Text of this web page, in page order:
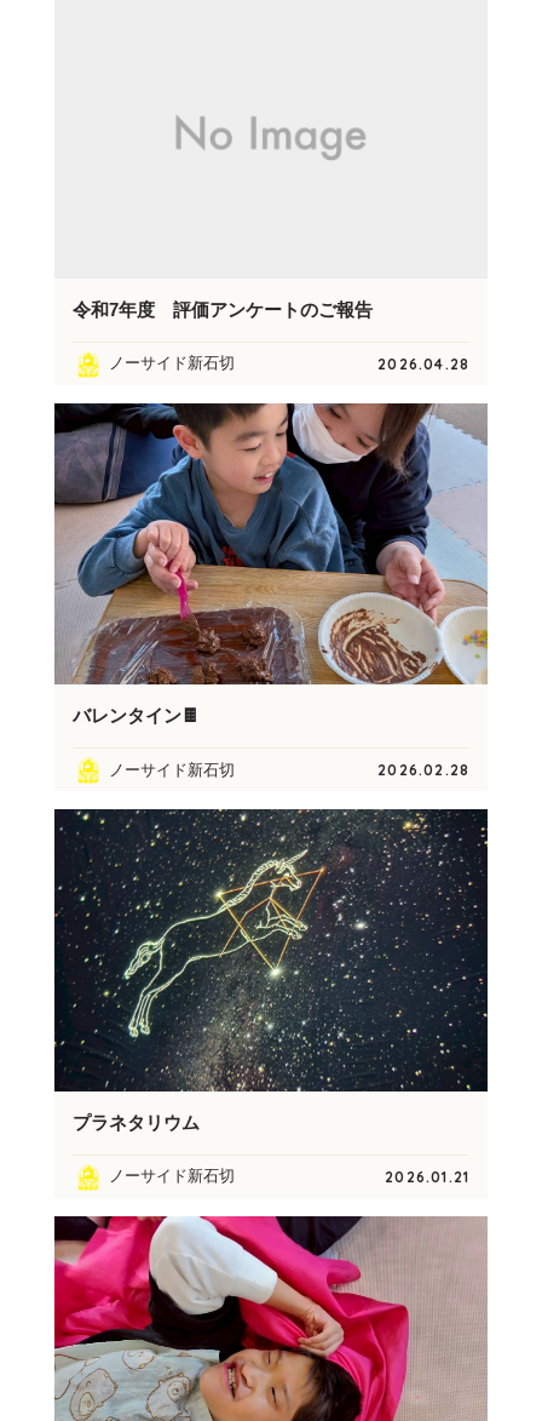
令和7年度 評価アンケートのご報告
ノーサイド新石切 2026.04.28
バレンタイン🍫
ノーサイド新石切 2026.02.28
プラネタリウム
ノーサイド新石切 2026.01.21